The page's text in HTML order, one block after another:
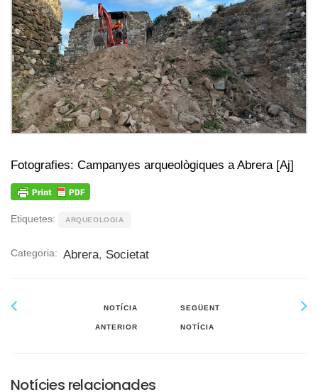
Fotografies: Campanyes arqueològiques a Abrera [Aj]
Etiquetes: ARQUEOLOGIA
Categoria: Abrera, Societat
NOTÍCIA
ANTERIOR
SEGÜENT
NOTÍCIA
Notícies relacionades